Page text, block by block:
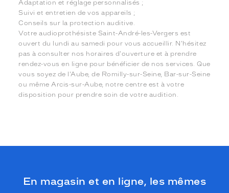
Adaptation et réglage personnalisés ;
Suivi et entretien de vos appareils ;
Conseils sur la protection auditive.
Votre audioprothésiste Saint-André-les-Vergers est
ouvert du lundi au samedi pour vous accueillir. N'hésitez
pas à consulter nos horaires d'ouverture et à prendre
rendez-vous en ligne pour bénéficier de nos services. Que
vous soyez de l'Aube, de Romilly-sur-Seine, Bar-sur-Seine
ou même Arcis-sur-Aube, notre centre est à votre
disposition pour prendre soin de votre audition.
En magasin et en ligne, les mêmes